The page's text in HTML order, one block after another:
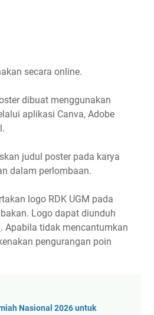
secara online.
dibuat menggunakan
aplikasi Canva, Adobe
judul poster pada karya
dalam perlombaan.
logo RDK UGM pada
Logo dapat diunduh
. Apabila tidak mencantumkan
pengurangan poin
Nasional 2026 untuk